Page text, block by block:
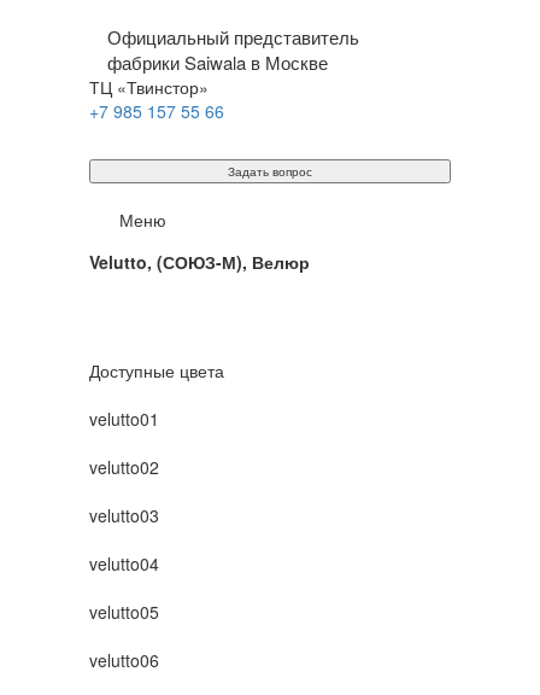
Официальный представитель
фабрики Saiwala в Москве
ТЦ «Твинстор»
+7 985 157 55 66
Задать вопрос
Меню
Velutto, (СОЮЗ-М), Велюр
Доступные цвета
velutto01
velutto02
velutto03
velutto04
velutto05
velutto06